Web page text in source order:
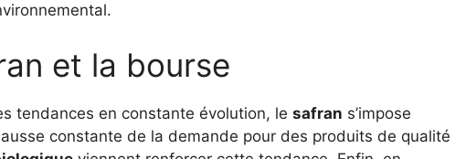
et la bourse
tendances en constante évolution, le safran s’impose
constante de la demande pour des produits de qualité